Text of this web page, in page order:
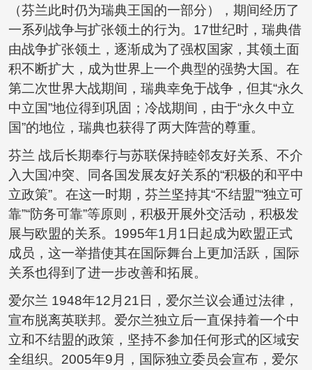
（芬兰此时仍为瑞典王国的一部分），期间经历了
一系列战争与扩张领土的行为。17世纪时，瑞典借
由战争扩张领土，逐渐成为了强权国家，其领土面
积不断扩大，成为世界上一个典型的强势大国。在
第二次世界大战期间，瑞典幸免于战争，但其“永久
中立国”地位得到巩固；冷战期间，由于“永久中立
国”的地位，瑞典也获得了两大阵营的尊重。
芬兰 战后长期奉行与苏联保持睦邻友好关系、不介
入大国冲突、同各国发展友好关系的“积极的和平中
立政策”。在这一时期，芬兰坚持其“不结盟”“独立可
靠”“防务可靠”等原则，积极开展外交活动，积极发
展与欧盟的关系。1995年1月1日起成为欧盟正式
成员，这一举措使其在国际舞台上更加活跃，国际
关系也得到了进一步改善和拓展。
爱尔兰 1948年12月21日，爱尔兰议会通过法律，
宣布脱离英联邦。爱尔兰独立后一直保持着一个中
立和不结盟的政策，坚持不参加任何形式的区域安
全组织。2005年9月，国际独立委员会宣布，爱尔